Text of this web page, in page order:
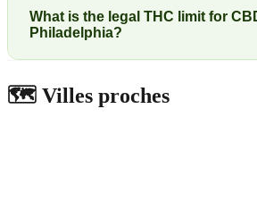
What is the legal THC limit for
Philadelphia?
🗺️ Villes proches